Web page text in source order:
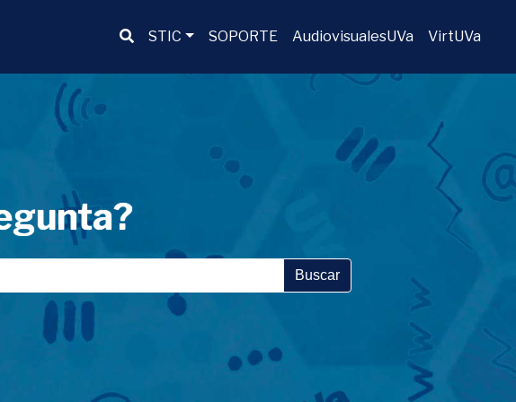
Buscador
STIC SOPORTE AudiovisualesUVa VirtUVa
Buscar